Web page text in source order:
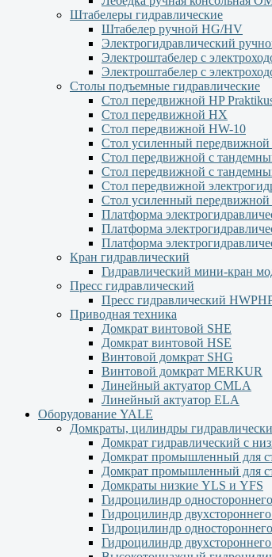
Штабелеры гидравлические
Штабелер ручной HG/HV
Электрогидравлический
Электроштабелер с
Электроштабелер с
Столы подъемные гидравлические
Стол передвижной HP
Стол передвижной HX
Стол передвижной HW-10
Стол усиленный
Стол передвижной с
Стол передвижной с
Стол передвижной
Стол усиленный передвижной
Платформа
Платформа
Платформа
Кран гидравлический
Гидравлический мини-кран
Пресс гидравлический
Пресс гидравлический
Приводная техника
Домкрат винтовой SHE
Домкрат винтовой HSE
Винтовой домкрат SHG
Винтовой домкрат MERKUR
Линейный актуатор CMLA
Линейный актуатор ЕLA
Оборудование YALE
Домкраты, цилиндры
Домкрат гидравлический с
Домкрат промышленный для
Домкрат промышленный для
Домкраты низкие YLS и YFS
Гидроцилиндр
Гидроцилиндр
Гидроцилиндр
Гидроцилиндр